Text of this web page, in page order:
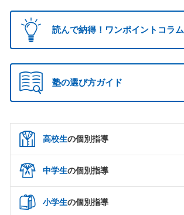
読んで納得！ワンポイントコラム
塾の選び方ガイド
高校生の個別指導
中学生の個別指導
小学生の個別指導